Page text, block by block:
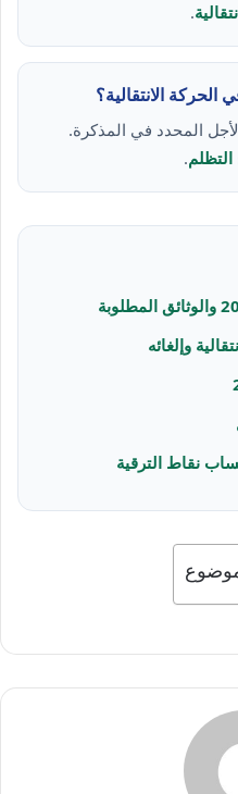
.
الانتقالية؟
المحدد في المذكرة.
.
وإلغائه
نقاط الترقية